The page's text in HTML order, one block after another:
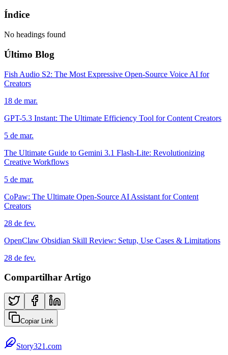
Índice
No headings found
Último Blog
Fish Audio S2: The Most Expressive Open-Source Voice AI for
Creators
18 de mar.
GPT-5.3 Instant: The Ultimate Efficiency Tool for Content Creators
5 de mar.
The Ultimate Guide to Gemini 3.1 Flash-Lite: Revolutionizing
Creative Workflows
5 de mar.
CoPaw: The Ultimate Open-Source AI Assistant for Content
Creators
28 de fev.
OpenClaw Obsidian Skill Review: Setup, Use Cases & Limitations
28 de fev.
Compartilhar Artigo
Copiar Link
Story321.com